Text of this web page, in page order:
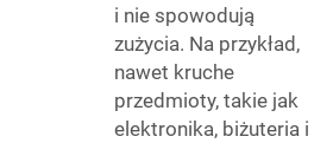
i nie spowodują
zużycia. Na przykład,
nawet kruche
przedmioty, takie jak
elektronika, biżuteria i